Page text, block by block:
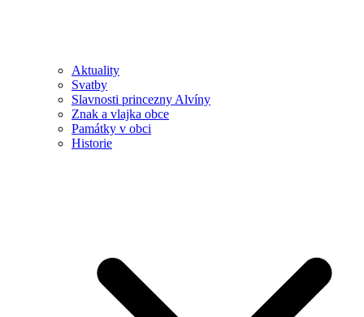
Aktuality
Svatby
Slavnosti princezny Alvíny
Znak a vlajka obce
Památky v obci
Historie